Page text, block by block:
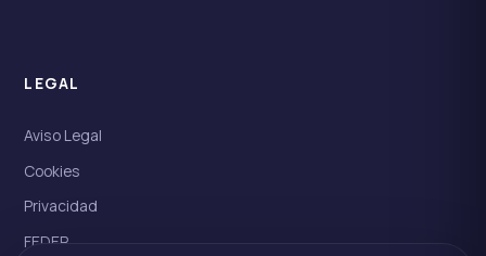
LEGAL
Aviso Legal
Cookies
Privacidad
FEDER